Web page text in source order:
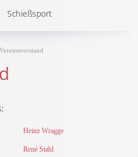
Schießsport
Vereinsvorstand
Heinz Wragge
René Stahl